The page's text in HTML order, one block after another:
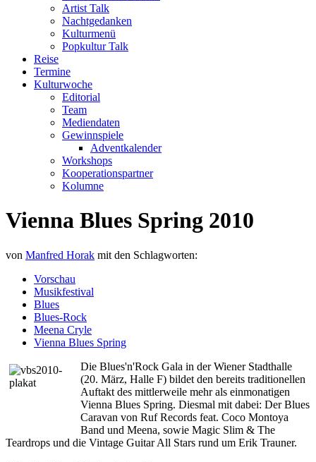
Artist Talk
Nachtgedanken
Kulturmenü
Popkultur Talk
Reise
Termine
Kulturwoche
Editorial
Team
Mediendaten
Gewinnspiele
Adventkalender
Workshops
Kooperationspartner
Kolumne
Vienna Blues Spring 2010
von Manfred Horak mit den Schlagworten:
Vorschau
Musikfestival
Blues
Blues-Rock
Meena Cryle
Vienna Blues Spring
Die Blues'n'Rock Gala in der Wiener Stadthalle
(20. März, Halle F) bildet den bereits traditionellen
Auftakt des mittlerweile mehr als einmonatigen
Vienna Blues Spring. Diesmal mit dabei: Der Blues
Caravan von Ruf Records feat. Coco Montoya
Band und Meena, sowie Magic Slim & The
Teardrops und die Vintage Guitar All Stars rund um Erik Trauner.